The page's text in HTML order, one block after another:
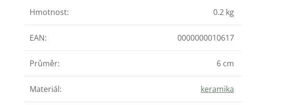
Hmotnost: 0.2 kg
EAN: 0000000010617
Průměr: 6 cm
Materiál: keramika